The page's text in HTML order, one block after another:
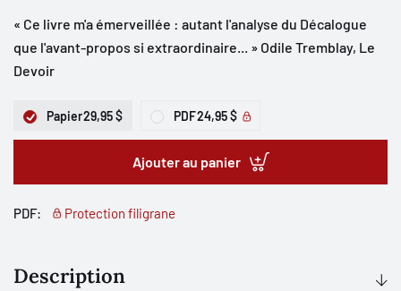
« Ce livre m'a émerveillée : autant l'analyse du Décalogue
que l'avant-propos si extraordinaire... » Odile Tremblay, Le
Devoir
Papier29,95 $ PDF24,95 $
Ajouter au panier
PDF: Protection filigrane
Description